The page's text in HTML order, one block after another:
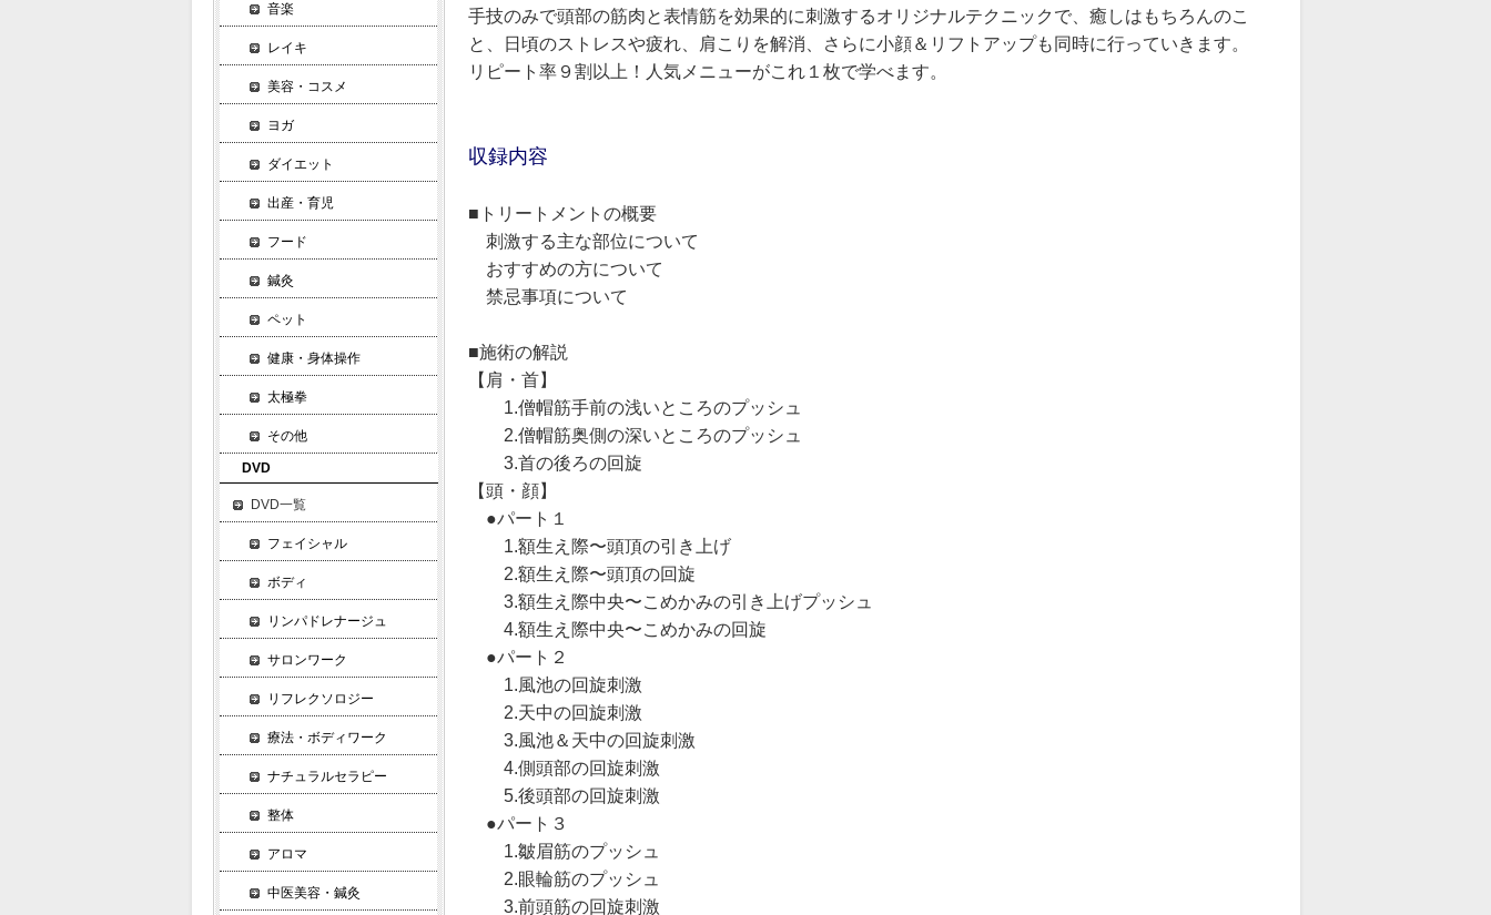
手技のみで頭部の筋肉と表情筋を効果的に刺激するオリジナルテクニックで、癒しはもちろんのこ
と、日頃のストレスや疲れ、肩こりを解消、さらに小顔＆リフトアップも同時に行っていきます。
リピート率９割以上！人気メニューがこれ１枚で学べます。
収録内容
■トリートメントの概要
刺激する主な部位について
おすすめの方について
禁忌事項について
■施術の解説
【肩・首】
1.僧帽筋手前の浅いところのプッシュ
2.僧帽筋奥側の深いところのプッシュ
3.首の後ろの回旋
【頭・顔】
●パート１
1.額生え際〜頭頂の引き上げ
2.額生え際〜頭頂の回旋
3.額生え際中央〜こめかみの引き上げプッシュ
4.額生え際中央〜こめかみの回旋
●パート２
1.風池の回旋刺激
2.天中の回旋刺激
3.風池＆天中の回旋刺激
4.側頭部の回旋刺激
5.後頭部の回旋刺激
●パート３
1.皺眉筋のプッシュ
2.眼輪筋のプッシュ
3.前頭筋の回旋刺激
音楽
レイキ
美容・コスメ
ヨガ
ダイエット
出産・育児
フード
鍼灸
ペット
健康・身体操作
太極拳
その他
DVD
DVD一覧
フェイシャル
ボディ
リンパドレナージュ
サロンワーク
リフレクソロジー
療法・ボディワーク
ナチュラルセラピー
整体
アロマ
中医美容・鍼灸